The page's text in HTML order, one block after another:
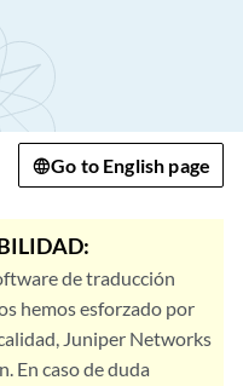
Go to English page
de traducción
hemos esforzado por
Juniper Networks
En caso de duda